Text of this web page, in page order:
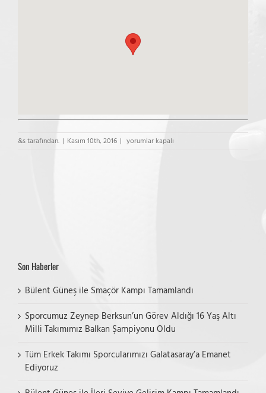
&s tarafından. | Kasım 10th, 2016 | Es
Voleybol
yorumlar kapalı
Son Haberler
Bülent Güneş ile Smaçör Kampı Tamamlandı
Sporcumuz Zeynep Berksun’un Görev Aldığı 16 Yaş Altı
Milli Takımımız Balkan Şampiyonu Oldu
Tüm Erkek Takımı Sporcularımızı Galatasaray’a Emanet
Ediyoruz